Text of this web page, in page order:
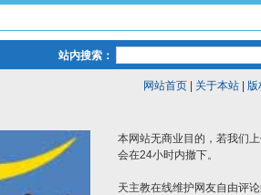
站内搜索：
网站首页| 关于本站| 版
本网站无商业目的，若我们
会在24小时内撤下。
天主教在线维护网友自由评